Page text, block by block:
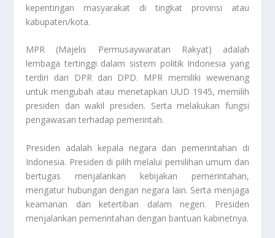
kepentingan masyarakat di tingkat provinsi atau
kabupaten/kota.
MPR (Majelis Permusaywaratan Rakyat) adalah
lembaga tertinggi dalam sistem politik Indonesia yang
terdiri dari DPR dan DPD. MPR memiliki wewenang
untuk mengubah atau menetapkan UUD 1945, memilih
presiden dan wakil presiden. Serta melakukan fungsi
pengawasan terhadap pemerintah.
Presiden adalah kepala negara dan pemerintahan di
Indonesia. Presiden di pilih melalui pemilihan umum dan
bertugas menjalankan kebijakan pemerintahan,
mengatur hubungan dengan negara lain. Serta menjaga
keamanan dan ketertiban dalam negeri. Presiden
menjalankan pemerintahan dengan bantuan kabinetnya.